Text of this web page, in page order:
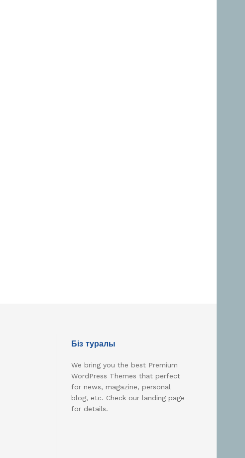
Біз туралы
We bring you the best Premium
WordPress Themes that perfect
for news, magazine, personal
blog, etc. Check our landing page
for details.